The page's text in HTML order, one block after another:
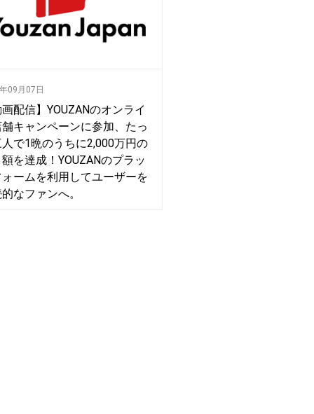
09月07日
配信】YOUZANのオンライ
キャンペーンに参加、たっ
で1晩のうちに2,000万円の
を達成！YOUZANのプラッ
ームを利用してユーザーを
なファンへ。